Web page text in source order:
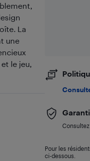
La
une
le jeu,
Pour les
ci-dessous.